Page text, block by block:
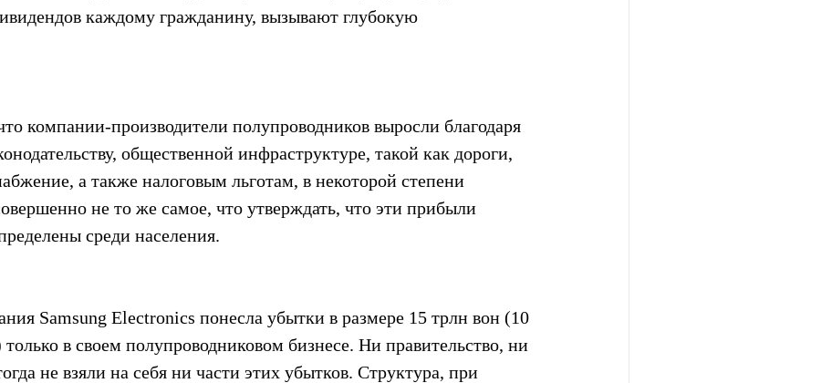
каждому гражданину, вызывают глубокую
компании-производители полупроводников выросли благодаря
общественной инфраструктуре, такой как дороги,
а также налоговым льготам, в некоторой степени
не то же самое, что утверждать, что эти прибыли
среди населения.
Samsung Electronics понесла убытки в размере 15 трлн вон (10
в своем полупроводниковом бизнесе. Ни правительство, ни
не взяли на себя ни части этих убытков. Структура, при